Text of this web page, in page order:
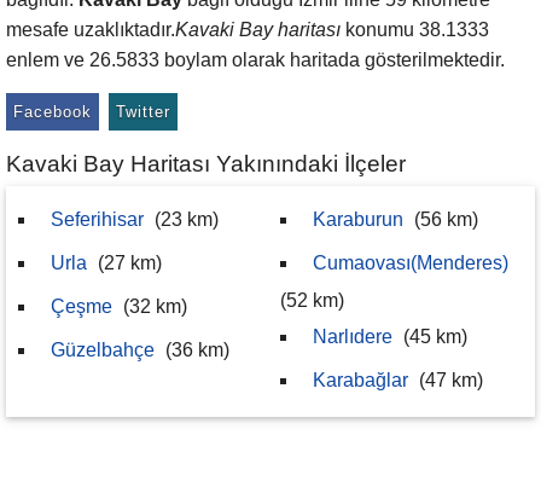
mesafe uzaklıktadır.Kavaki Bay haritası konumu 38.1333
enlem ve 26.5833 boylam olarak haritada gösterilmektedir.
Facebook Twitter
Kavaki Bay Haritası Yakınındaki İlçeler
Seferihisar (23 km)
Urla (27 km)
Çeşme (32 km)
Güzelbahçe (36 km)
Karaburun (56 km)
Cumaovası(Menderes)
(52 km)
Narlıdere (45 km)
Karabağlar (47 km)